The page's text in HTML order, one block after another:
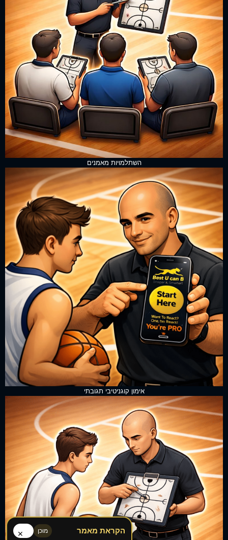
הקראת מאמר מוכן ×
השתלמויות מאמנים
אימון קוגניטיבי תגובתי